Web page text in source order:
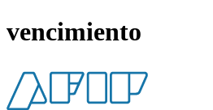
vencimiento